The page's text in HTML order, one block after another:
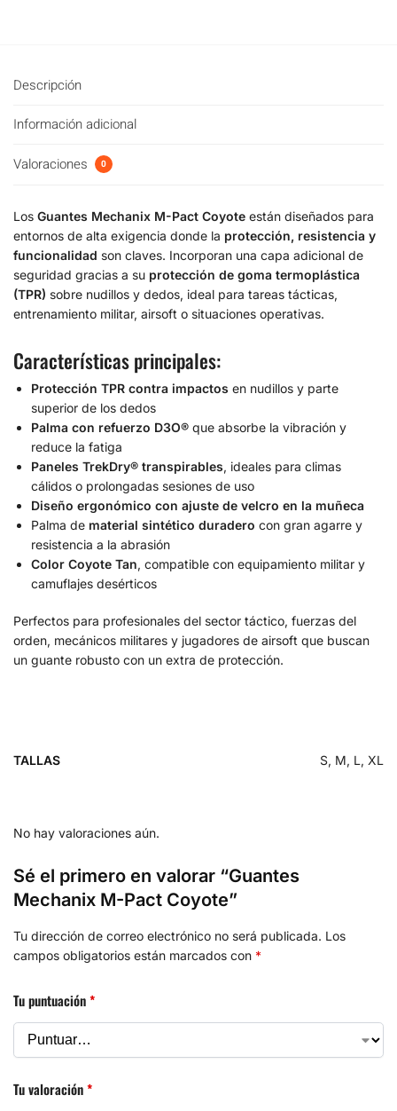
Descripción
Información adicional
Valoraciones 0
Los Guantes Mechanix M-Pact Coyote están diseñados para
entornos de alta exigencia donde la protección, resistencia y
funcionalidad son claves. Incorporan una capa adicional de
seguridad gracias a su protección de goma termoplástica
(TPR) sobre nudillos y dedos, ideal para tareas tácticas,
entrenamiento militar, airsoft o situaciones operativas.
Características principales:
Protección TPR contra impactos en nudillos y parte
superior de los dedos
Palma con refuerzo D3O® que absorbe la vibración y
reduce la fatiga
Paneles TrekDry® transpirables, ideales para climas
cálidos o prolongadas sesiones de uso
Diseño ergonómico con ajuste de velcro en la muñeca
Palma de material sintético duradero con gran agarre y
resistencia a la abrasión
Color Coyote Tan, compatible con equipamiento militar y
camuflajes desérticos
Perfectos para profesionales del sector táctico, fuerzas del
orden, mecánicos militares y jugadores de airsoft que buscan
un guante robusto con un extra de protección.
TALLAS S, M, L, XL
No hay valoraciones aún.
Sé el primero en valorar “Guantes
Mechanix M-Pact Coyote”
Tu dirección de correo electrónico no será publicada. Los
campos obligatorios están marcados con *
Tu puntuación*
Tu valoración*